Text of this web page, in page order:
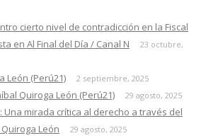
cierto nivel de contradicción en la Fiscal
en Al Final del Día / Canal N
23 octubre,
León (Perú21) 2 septiembre, 2025
Quiroga León (Perú21) 29 agosto, 2025
Una mirada crítica al derecho a través del
León
29 agosto, 2025